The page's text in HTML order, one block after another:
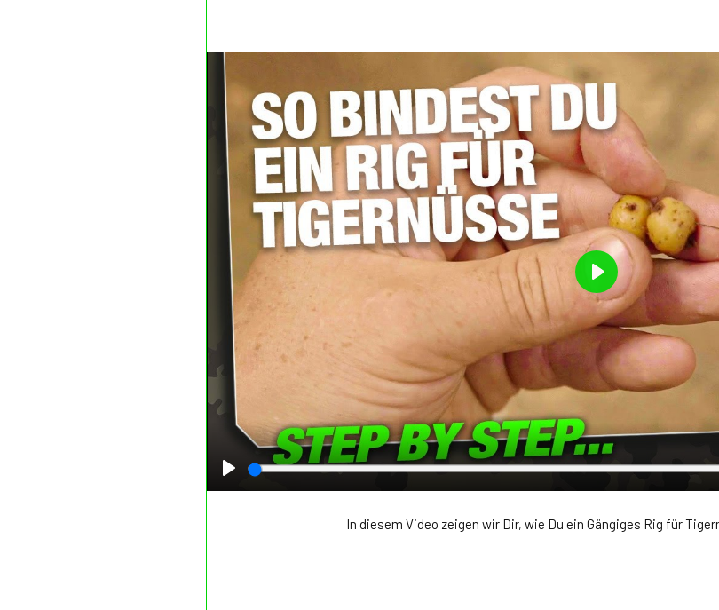
Play
Play
In diesem Video zeigen wir Dir, wie Du ein Gängiges Rig für